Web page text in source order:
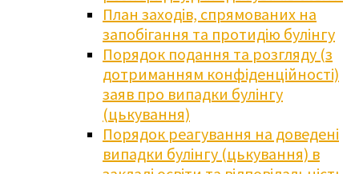
План заходів, спрямованих на
запобігання та протидію булінгу
Порядок подання та розгляду (з
дотриманням конфіденційності)
заяв про випадки булінгу
(цькування)
Порядок реагування на доведені
випадки булінгу (цькування) в